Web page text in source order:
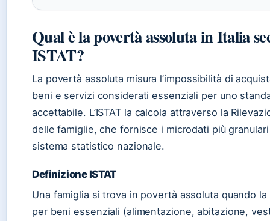
Qual è la povertà assoluta in Italia
ISTAT?
La povertà assoluta misura l’impossibilità di
beni e servizi considerati essenziali per uno
accettabile. L’ISTAT la calcola attraverso la
delle famiglie, che fornisce i microdati più
sistema statistico nazionale.
Definizione ISTAT
Una famiglia si trova in povertà assoluta quando
per beni essenziali (alimentazione, abitazione,